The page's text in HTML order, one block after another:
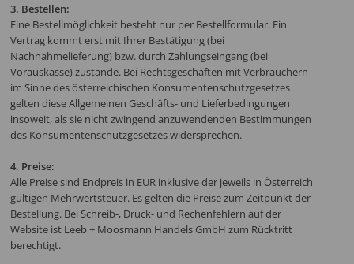
3. Bestellen:
Eine Bestellmöglichkeit besteht nur per Bestellformular. Ein
Vertrag kommt erst mit Ihrer Bestätigung (bei
Nachnahmelieferung) bzw. durch Zahlungseingang (bei
Vorauskasse) zustande. Bei Rechtsgeschäften mit Verbrauchern
im Sinne des österreichischen Konsumentenschutzgesetzes
gelten diese Allgemeinen Geschäfts- und Lieferbedingungen
insoweit, als sie nicht zwingend anzuwendenden Bestimmungen
des Konsumentenschutzgesetzes widersprechen.
4. Preise:
Alle Preise sind Endpreis in EUR inklusive der jeweils in Österreich
gültigen Mehrwertsteuer. Es gelten die Preise zum Zeitpunkt der
Bestellung. Bei Schreib-, Druck- und Rechenfehlern auf der
Website ist Leeb + Moosmann Handels GmbH zum Rücktritt
berechtigt.